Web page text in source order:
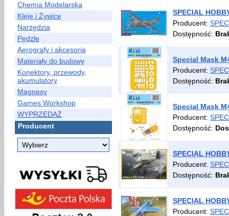
Chemia Modelarska
Kleje i Żywice
Narzędzia
Pędzle
Aerografy i akcesoria
Materiały do budowy
Konektory, przewody,
akumulatory
Magnesy
Games Workshop
WYPRZEDAŻ
Producent
SPECIAL
Producent:
Dostępność:
Special Mask
Producent:
Dostępność:
Special Mask
Producent:
Dostępność:
SPECIAL
Producent:
Dostępność:
SPECIAL
Producent: